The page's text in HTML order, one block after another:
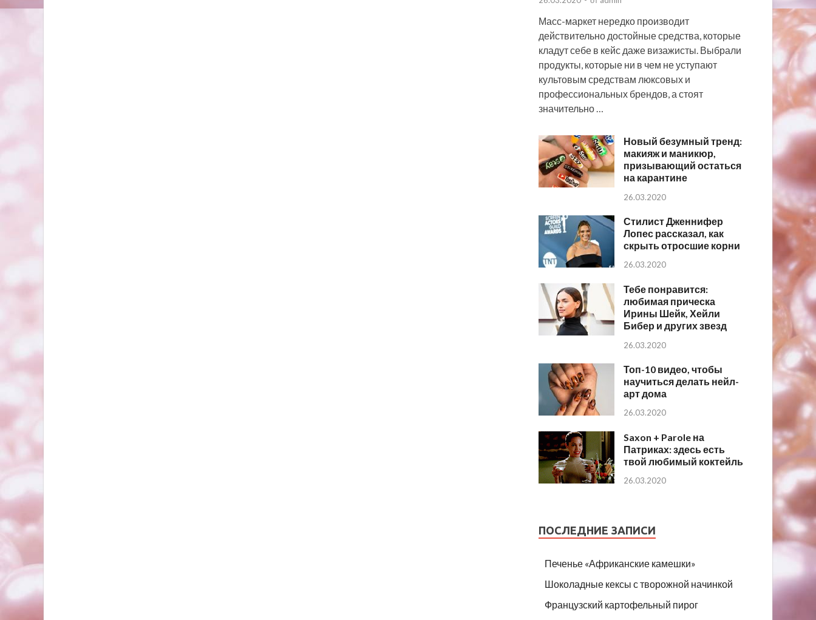
Масс-маркет нередко производит
действительно достойные средства, которые
кладут себе в кейс даже визажисты. Выбрали
продукты, которые ни в чем не уступают
культовым средствам люксовых и
профессиональных брендов, а стоят
значительно …
Новый безумный тренд:
макияж и маникюр,
призывающий остаться
на карантине
26.03.2020
Стилист Дженнифер
Лопес рассказал, как
скрыть отросшие корни
26.03.2020
Тебе понравится:
любимая прическа
Ирины Шейк, Хейли
Бибер и других звезд
26.03.2020
Топ-10 видео, чтобы
научиться делать нейл-
арт дома
26.03.2020
Saxon + Parole на
Патриках: здесь есть
твой любимый коктейль
26.03.2020
ПОСЛЕДНИЕ ЗАПИСИ
Печенье «Африканские камешки»
Шоколадные кексы с творожной начинкой
Французский картофельный пирог